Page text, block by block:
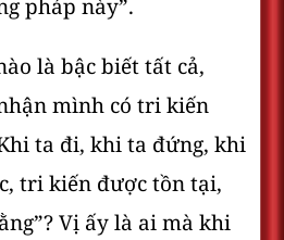
pháp này”.
là bậc biết tất cả,
mình có tri kiến
ta đi, khi ta đứng, khi
tri kiến được tồn tại,
Vị ấy là ai mà khi